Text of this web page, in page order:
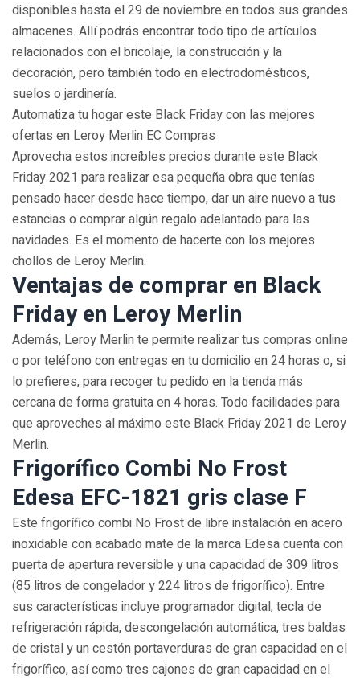
disponibles hasta el 29 de noviembre en todos sus grandes
almacenes. Allí podrás encontrar todo tipo de artículos
relacionados con el bricolaje, la construcción y la
decoración, pero también todo en electrodomésticos,
suelos o jardinería.
Automatiza tu hogar este Black Friday con las mejores
ofertas en Leroy Merlin EC Compras
Aprovecha estos increíbles precios durante este Black
Friday 2021 para realizar esa pequeña obra que tenías
pensado hacer desde hace tiempo, dar un aire nuevo a tus
estancias o comprar algún regalo adelantado para las
navidades. Es el momento de hacerte con los mejores
chollos de Leroy Merlin.
Ventajas de comprar en Black
Friday en Leroy Merlin
Además, Leroy Merlin te permite realizar tus compras online
o por teléfono con entregas en tu domicilio en 24 horas o, si
lo prefieres, para recoger tu pedido en la tienda más
cercana de forma gratuita en 4 horas. Todo facilidades para
que aproveches al máximo este Black Friday 2021 de Leroy
Merlin.
Frigorífico Combi No Frost
Edesa EFC-1821 gris clase F
Este frigorífico combi No Frost de libre instalación en acero
inoxidable con acabado mate de la marca Edesa cuenta con
puerta de apertura reversible y una capacidad de 309 litros
(85 litros de congelador y 224 litros de frigorífico). Entre
sus características incluye programador digital, tecla de
refrigeración rápida, descongelación automática, tres baldas
de cristal y un cestón portaverduras de gran capacidad en el
frigorífico, así como tres cajones de gran capacidad en el